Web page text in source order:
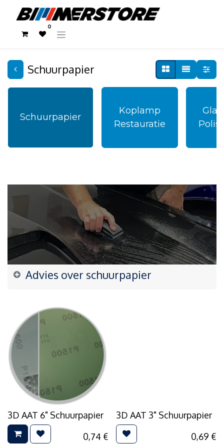
0
Schuurpapier
Schuurpapier
Koplamp
Restauratie
Glas
Advies over schuurpapier
3D AAT 6" Schuurpapier
0,74 €
3D AAT 3" Schuurpapier
0,69 €